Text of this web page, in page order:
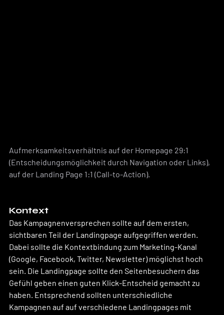
Aufmerksamkeitsverhältnis auf der Homepage 29:1
(Entscheidungsmöglichkeit durch Navigation oder Links),
auf der Landing Page 1:1 (Call-to-Action).
Kontext
Das Kampagnenversprechen sollte auf dem ersten,
sichtbaren Teil der Landingpage aufgegriffen werden.
Dabei sollte die Kontextbindung zum Marketing-Kanal
(Google, Facebook, Twitter, Newsletter) möglichst hoch
sein. Die Landingpage sollte den Seitenbesuchern das
Gefühl geben einen guten Klick-Entscheid gemacht zu
haben. Entsprechend sollten unterschiedliche
Kampagnen auf auf verschiedene Landingpages mit